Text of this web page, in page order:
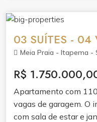
lazer é completo:
hidromassagem,
salão de festas,
banhistas com box de
mobiliado, elevador,
completam a estrutura.
03 SUÍTES - 04
Meia Praia - Itapema -
R$
Apartamento com
vagas de garagem. O
com sala de estar e